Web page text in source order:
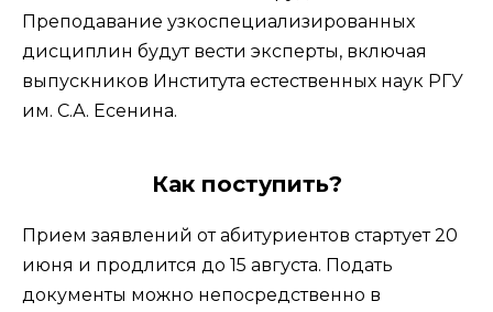
Преподавание узкоспециализированных
дисциплин будут вести эксперты, включая
выпускников Института естественных наук РГУ
им. С.А. Есенина.
Как поступить?
Прием заявлений от абитуриентов стартует 20
июня и продлится до 15 августа. Подать
документы можно непосредственно в